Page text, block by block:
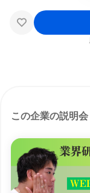
この企業の説明